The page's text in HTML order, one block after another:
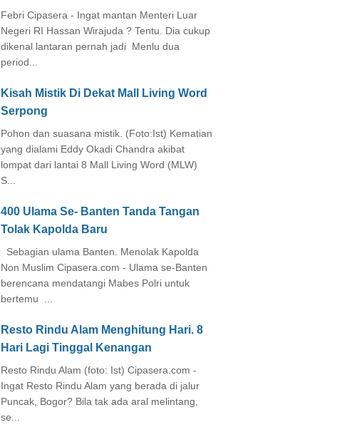
Febri Cipasera - Ingat mantan Menteri Luar
Negeri RI Hassan Wirajuda ? Tentu. Dia cukup
dikenal lantaran pernah jadi Menlu dua
period...
Kisah Mistik Di Dekat Mall Living Word
Serpong
Pohon dan suasana mistik. (Foto:Ist) Kematian
yang dialami Eddy Okadi Chandra akibat
lompat dari lantai 8 Mall Living Word (MLW)
S...
400 Ulama Se- Banten Tanda Tangan
Tolak Kapolda Baru
Sebagian ulama Banten. Menolak Kapolda
Non Muslim Cipasera.com - Ulama se-Banten
berencana mendatangi Mabes Polri untuk
bertemu ...
Resto Rindu Alam Menghitung Hari. 8
Hari Lagi Tinggal Kenangan
Resto Rindu Alam (foto: Ist) Cipasera.com -
Ingat Resto Rindu Alam yang berada di jalur
Puncak, Bogor? Bila tak ada aral melintang,
se...